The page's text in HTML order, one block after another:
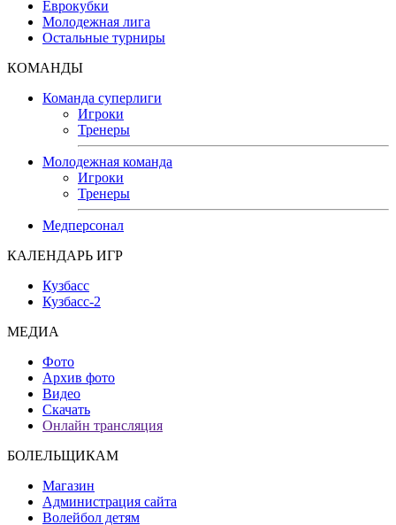
Еврокубки
Молодежная лига
Остальные турниры
КОМАНДЫ
Команда суперлиги
Игроки
Тренеры
Молодежная команда
Игроки
Тренеры
Медперсонал
КАЛЕНДАРЬ ИГР
Кузбасс
Кузбасс-2
МЕДИА
Фото
Архив фото
Видео
Скачать
Онлайн трансляция
БОЛЕЛЬЩИКАМ
Магазин
Администрация сайта
Волейбол детям